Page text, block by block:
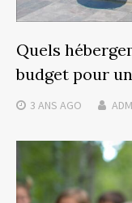
Quels
budget pour
3 ANS AGO